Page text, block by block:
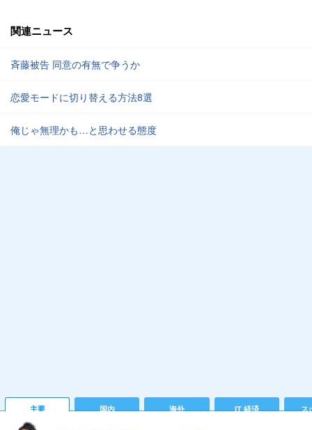
関連ニュース
斉藤被告 同意の有無で争うか
恋愛モードに切り替える方法8選
俺じゃ無理かも…と思わせる態度
主要 国内 海外 IT 経済 ス